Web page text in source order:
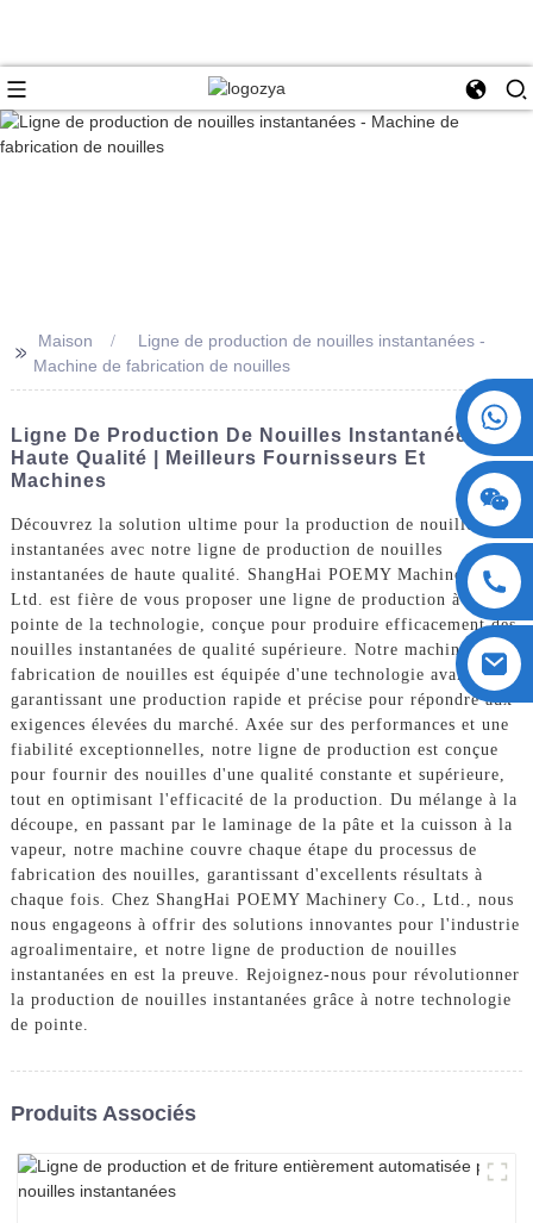
>>
Maison
Ligne de production de nouilles instantanées -
Machine de fabrication de nouilles
Ligne De Production De Nouilles Instantanées De
Haute Qualité | Meilleurs Fournisseurs Et
Machines
Découvrez la solution ultime pour la production de nouilles
instantanées avec notre ligne de production de nouilles
instantanées de haute qualité. ShangHai POEMY Machinery Co.,
Ltd. est fière de vous proposer une ligne de production à la
pointe de la technologie, conçue pour produire efficacement des
nouilles instantanées de qualité supérieure. Notre machine de
fabrication de nouilles est équipée d'une technologie avancée,
garantissant une production rapide et précise pour répondre aux
exigences élevées du marché. Axée sur des performances et une
fiabilité exceptionnelles, notre ligne de production est conçue
pour fournir des nouilles d'une qualité constante et supérieure,
tout en optimisant l'efficacité de la production. Du mélange à la
découpe, en passant par le laminage de la pâte et la cuisson à la
vapeur, notre machine couvre chaque étape du processus de
fabrication des nouilles, garantissant d'excellents résultats à
chaque fois. Chez ShangHai POEMY Machinery Co., Ltd., nous
nous engageons à offrir des solutions innovantes pour l'industrie
agroalimentaire, et notre ligne de production de nouilles
instantanées en est la preuve. Rejoignez-nous pour révolutionner
la production de nouilles instantanées grâce à notre technologie
de pointe.
Produits Associés